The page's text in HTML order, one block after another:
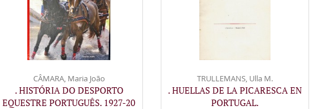
CÂMARA, Maria João
. HISTÓRIA DO DESPORTO
EQUESTRE PORTUGUÊS. 1927-20
TRULLEMANS, Ulla M.
. HUELLAS DE LA PICARESCA EN
PORTUGAL.